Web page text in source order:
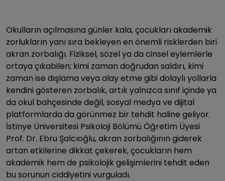
Okulların açılmasına günler kala, çocukları akademik
zorlukların yanı sıra bekleyen en önemli risklerden biri
akran zorbalığı. Fiziksel, sözel ya da cinsel eylemlerle
ortaya çıkabilen; kimi zaman doğrudan saldırı, kimi
zaman ise dışlama veya alay etme gibi dolaylı yollarla
kendini gösteren zorbalık, artık yalnızca sınıf içinde ya
da okul bahçesinde değil, sosyal medya ve dijital
platformlarda da görünmez bir tehdit haline geliyor.
İstinye Üniversitesi Psikoloji Bölümü Öğretim Üyesi
Prof. Dr. Ebru Şalcıoğlu, akran zorbalığının giderek
artan etkilerine dikkat çekerek, çocukların hem
akademik hem de psikolojik gelişimlerini tehdit eden
bu sorunun ciddiyetini vurguladı.